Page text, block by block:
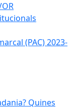
(PAC) 2023-
Quines